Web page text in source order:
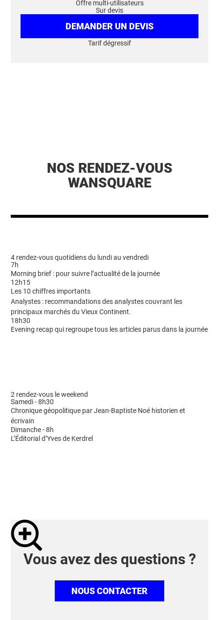
Offre multi-utilisateurs
Sur devis
DEMANDER UN DEVIS
Tarif dégressif
NOS RENDEZ-VOUS
WANSQUARE
4 rendez-vous quotidiens du lundi au vendredi
7h
Morning brief : pour suivre l’actualité de la journée
12h15
Les 10 chiffres importants
Analystes : recommandations des analystes couvrant les
principaux marchés du Vieux Continent.
18h30
Evening recap qui regroupe tous les articles parus dans la journée
2 rendez-vous le weekend
Samedi - 8h30
Chronique géopolitique par Jean-Baptiste Noé historien et
écrivain
Dimanche - 8h
L’Éditorial d’Yves de Kerdrel
Vous avez des questions ?
NOUS CONTACTER